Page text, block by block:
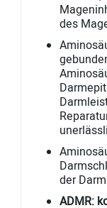
des
der
ADMR: